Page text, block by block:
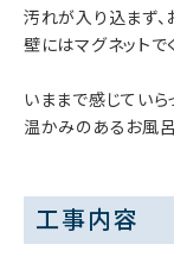
汚れが入り込まず、
壁にはマグネットで
いままで感じていら
温かみのあるお風
工事内容